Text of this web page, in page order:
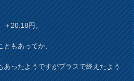
＋20.18円。
ともあってか、
あったようですがプラスで終えたよう